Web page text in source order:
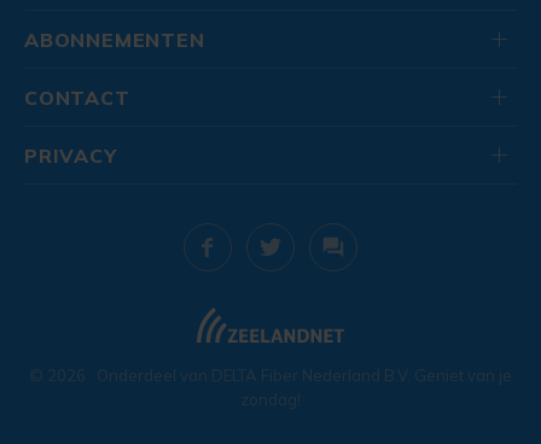
ABONNEMENTEN
CONTACT
© 2026 . Onderdeel van DELTA Fiber Nederland B.V. Geniet van je
zondag!
PRIVACY